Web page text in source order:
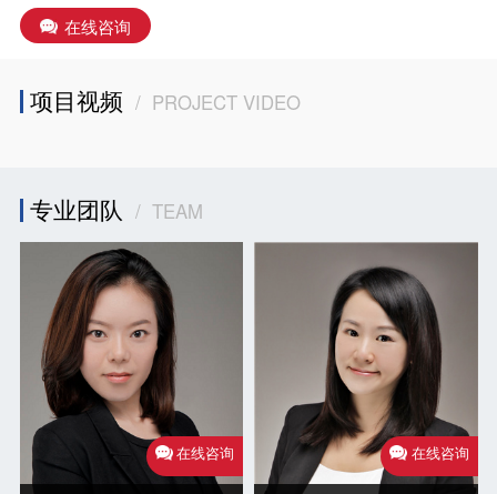
在线咨询
项目视频 / PROJECT VIDEO
专业团队 / TEAM
在线咨询 在线咨询